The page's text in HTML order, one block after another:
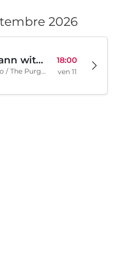
2026
Moodymann with special guests
Chistilishcheto / The Purgatory, Sofia, BG
18:00
ven 11